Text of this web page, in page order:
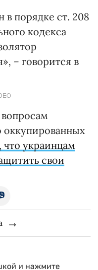
в порядке ст. 208
кодекса
– говорится в
оккупированных
украинцам
свои
и нажмите